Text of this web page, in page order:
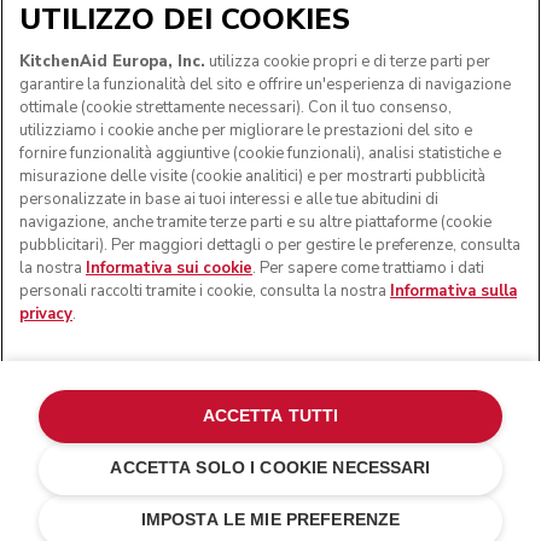
SEGUICI
Uniti e altrove.
Gestisci cookies
Informativa sulla privacy
Informativa sui cookie
In altri paesi
UTILIZZO DEI COOKIES
KitchenAid Europa, Inc. utilizza cookie propri e di terze parti per
garantire la funzionalità del sito e offrire un'esperienza di navigazione
ottimale (cookie strettamente necessari). Con il tuo consenso,
utilizziamo i cookie anche per migliorare le prestazioni del sito e
fornire funzionalità aggiuntive (cookie funzionali), analisi statistiche e
misurazione delle visite (cookie analitici) e per mostrarti pubblicità
personalizzate in base ai tuoi interessi e alle tue abitudini di
navigazione, anche tramite terze parti e su altre piattaforme (cookie
pubblicitari). Per maggiori dettagli o per gestire le preferenze, consulta
la nostra Informativa sui cookie. Per sapere come trattiamo i dati
personali raccolti tramite i cookie, consulta la nostra Informativa sulla
privacy.
IMPOSTA LE MIE PREFERENZE
ACCETTA SOLO I COOKIE NECESSARI
ACCETTA TUTTI